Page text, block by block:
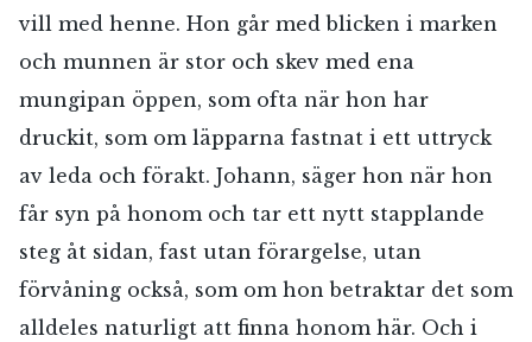
vill med henne. Hon går med blicken i marken
och munnen är stor och skev med ena
mungipan öppen, som ofta när hon har
druckit, som om läpparna fastnat i ett uttryck
av leda och förakt. Johann, säger hon när hon
får syn på honom och tar ett nytt stapplande
steg åt sidan, fast utan förargelse, utan
förvåning också, som om hon betraktar det som
alldeles naturligt att finna honom här. Och i